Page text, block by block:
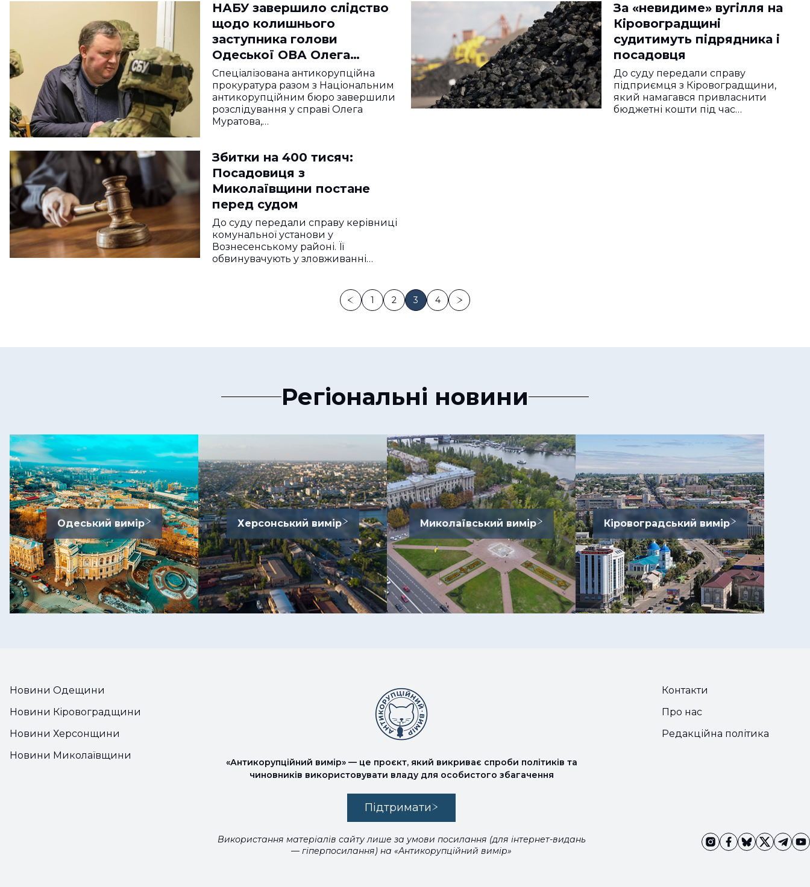
НАБУ завершило слідство
щодо колишнього
заступника голови
Одеської ОВА Олега
Муратова
Спеціалізована антикорупційна
прокуратура разом з Національним
антикорупційним бюро завершили
розслідування у справі Олега
Муратова,…
За «невидиме» вугілля на
Кіровоградщині
судитимуть підрядника і
посадовця
До суду передали справу
підприємця з Кіровоградщини,
який намагався привласнити
бюджетні кошти під час…
Збитки на 400 тисяч:
Посадовиця з
Миколаївщини постане
перед судом
До суду передали справу керівниці
комунальної установи у
Вознесенському районі. Її
обвинувачують у зловживанні…
1 2 3 4
Регіональні новини
Одеський вимір Херсонський вимір Миколаївський вимір Кіровоградський вимір
Новини Одещини
Новини Кіровоградщини
Новини Херсонщини
Новини Миколаївщини
«Антикорупційний вимір» — це проєкт, який викриває спроби політиків та
чиновників використовувати владу для особистого збагачення
Підтримати
Використання матеріалів сайту лише за умови посилання (для інтернет-видань
— гіперпосилання) на «Антикорупційний вимір»
Контакти
Про нас
Редакційна політика